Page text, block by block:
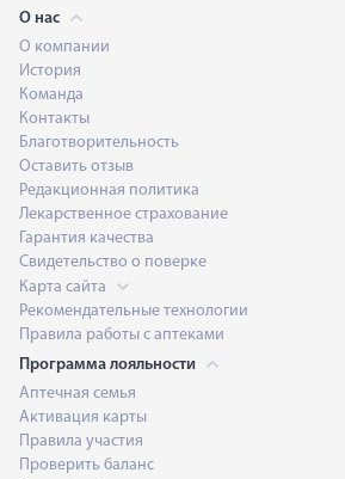
О нас
О компании
История
Команда
Контакты
Благотворительность
Оставить отзыв
Редакционная политика
Лекарственное страхование
Гарантия качества
Свидетельство о поверке
Карта сайта
Рекомендательные технологии
Правила работы с аптеками
Программа лояльности
Аптечная семья
Активация карты
Правила участия
Проверить баланс